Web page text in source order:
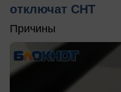
отключат СНТ
Причины